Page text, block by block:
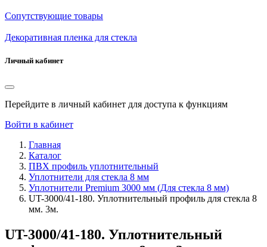
Сопутствующие товары
Декоративная пленка для стекла
Личный кабинет
Перейдите в личный кабинет для доступа к функциям
Войти в кабинет
Главная
Каталог
ПВХ профиль уплотнительный
Уплотнители для стекла 8 мм
Уплотнители Premium 3000 мм (Для стекла 8 мм)
UT-3000/41-180. Уплотнительный профиль для стекла 8
мм. 3м.
UT-3000/41-180. Уплотнительный